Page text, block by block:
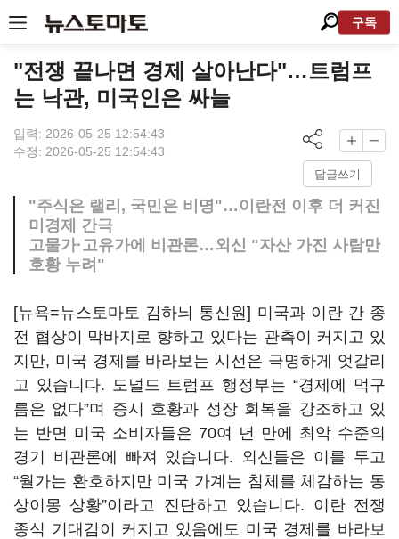
구독
"전쟁 끝나면 경제 살아난다"…트럼프
는 낙관, 미국인은 싸늘
입력: 2026-05-25 12:54:43
수정: 2026-05-25 12:54:43
답글쓰기
"주식은 랠리, 국민은 비명"…이란전 이후 더 커진
미경제 간극
고물가·고유가에 비관론…외신 "자산 가진 사람만
호황 누려"
[뉴욕=뉴스토마토 김하늬 통신원] 미국과 이란 간 종
전 협상이 막바지로 향하고 있다는 관측이 커지고 있
지만, 미국 경제를 바라보는 시선은 극명하게 엇갈리
고 있습니다. 도널드 트럼프 행정부는 “경제에 먹구
름은 없다”며 증시 호황과 성장 회복을 강조하고 있
는 반면 미국 소비자들은 70여 년 만에 최악 수준의
경기 비관론에 빠져 있습니다. 외신들은 이를 두고
“월가는 환호하지만 미국 가계는 침체를 체감하는 동
상이몽 상황”이라고 진단하고 있습니다. 이란 전쟁
종식 기대감이 커지고 있음에도 미국 경제를 바라보